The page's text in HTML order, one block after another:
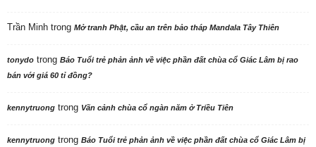
Trần Minh trong Mở tranh Phật, cầu an trên bảo tháp Mandala Tây Thiên
tonydo trong Báo Tuổi trẻ phản ảnh về việc phần đất chùa cổ Giác Lâm bị rao
bán với giá 60 tỉ đồng?
kennytruong trong Vãn cảnh chùa cổ ngàn năm ở Triều Tiên
kennytruong trong Báo Tuổi trẻ phản ảnh về việc phần đất chùa cổ Giác Lâm bị